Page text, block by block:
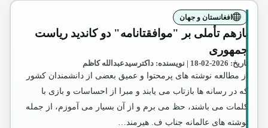
افغانستان و جهان
بازهم تأملی بر "موافقتانامه" دو کاندید ریاست
جمهوری
تاریخ: 2026-02-18 | نویسنده: داکترسیدعبدالله کاظم
از مطالعه نوشته های پرمحتوا و عمیق بعضی از دانشمندان کشور
که در رسانه ها بازتاب می یابند و مبرا از احساسات و بازی با
کلمات می باشند، حظ می برم و از آن بسیار می آموزم، از جمله
نوشته های عالمانه جناب ف. هیرمند…